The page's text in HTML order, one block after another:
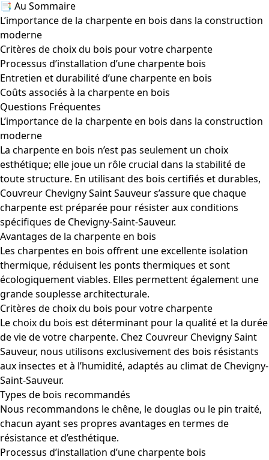
📑 Au Sommaire
L’importance de la charpente en bois dans la construction
moderne
Critères de choix du bois pour votre charpente
Processus d’installation d’une charpente bois
Entretien et durabilité d’une charpente en bois
Coûts associés à la charpente en bois
Questions Fréquentes
L’importance de la charpente en bois dans la construction
moderne
La charpente en bois n’est pas seulement un choix
esthétique; elle joue un rôle crucial dans la stabilité de
toute structure. En utilisant des bois certifiés et durables,
Couvreur Chevigny Saint Sauveur s’assure que chaque
charpente est préparée pour résister aux conditions
spécifiques de Chevigny-Saint-Sauveur.
Avantages de la charpente en bois
Les charpentes en bois offrent une excellente isolation
thermique, réduisent les ponts thermiques et sont
écologiquement viables. Elles permettent également une
grande souplesse architecturale.
Critères de choix du bois pour votre charpente
Le choix du bois est déterminant pour la qualité et la durée
de vie de votre charpente. Chez Couvreur Chevigny Saint
Sauveur, nous utilisons exclusivement des bois résistants
aux insectes et à l’humidité, adaptés au climat de Chevigny-
Saint-Sauveur.
Types de bois recommandés
Nous recommandons le chêne, le douglas ou le pin traité,
chacun ayant ses propres avantages en termes de
résistance et d’esthétique.
Processus d’installation d’une charpente bois